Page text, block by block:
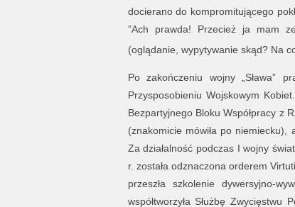
docierano do kompromitującego
”Ach prawda! Przecież ja mam
(oglądanie, wypytywanie skąd? Na
Po zakończeniu wojny „Sława”
Przysposobieniu Wojskowym
Bezpartyjnego Bloku Współpracy z
(znakomicie mówiła po
Za działalność podczas I wojny
r. została odznaczona orderem
przeszła szkolenie dywersyjno-
współtworzyła Służbę